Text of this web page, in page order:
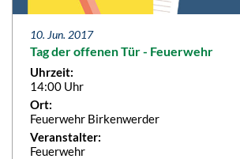
10. Jun. 2017
Tag der offenen Tür - Feuerwehr
Uhrzeit:
14:00 Uhr
Ort:
Feuerwehr Birkenwerder
Veranstalter:
Feuerwehr